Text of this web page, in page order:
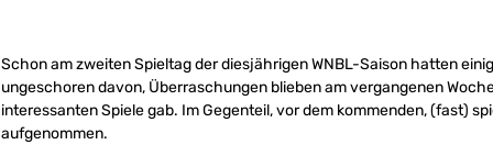
Schon am zweiten Spieltag der diesjährigen WNBL-Saison hatten
ungeschoren davon, Überraschungen blieben am vergangenen
interessanten Spiele gab. Im Gegenteil, vor dem kommenden, (fast)
aufgenommen.